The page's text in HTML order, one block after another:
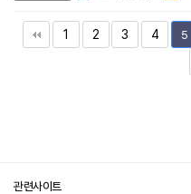
1 2 3 4 5
관련사이트